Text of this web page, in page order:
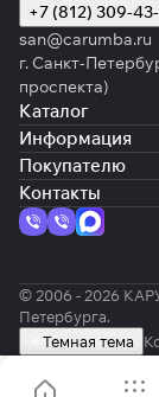
+7 (812) 309-
san@carumba.ru
г. Санкт-
проспекта)
Каталог
Информация
Покупателю
Контакты
© 2006 - 2026
Петербурга.
Темная тема